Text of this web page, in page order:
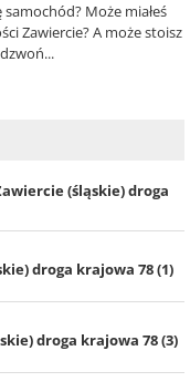
samochód? Może miałeś
Zawiercie? A może stoisz
(śląskie) droga
droga krajowa 78 (1)
droga krajowa 78 (3)